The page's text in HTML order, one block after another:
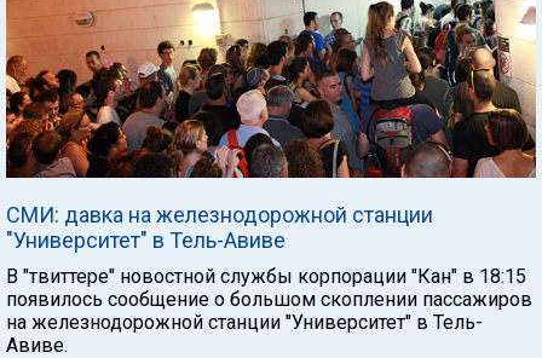
СМИ: давка на железнодорожной станции
"Университет" в Тель-Авиве
В "твиттере" новостной службы корпорации "Кан" в 18:15
появилось сообщение о большом скоплении пассажиров
на железнодорожной станции "Университет" в Тель-
Авиве.